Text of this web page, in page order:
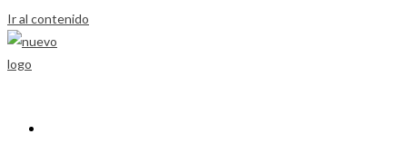
Ir al contenido